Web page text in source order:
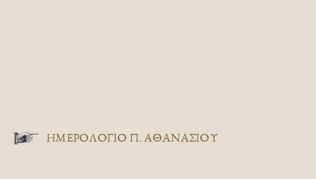
ΗΜΕΡΟΛΟΓΙΟ Π. ΑΘΑΝΑΣΙΟΥ